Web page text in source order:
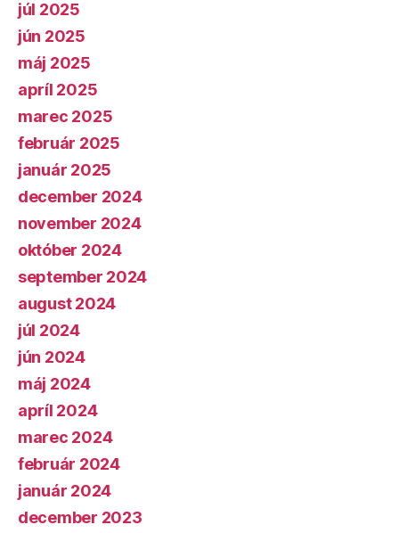
júl 2025
jún 2025
máj 2025
apríl 2025
marec 2025
február 2025
január 2025
december 2024
november 2024
október 2024
september 2024
august 2024
júl 2024
jún 2024
máj 2024
apríl 2024
marec 2024
február 2024
január 2024
december 2023